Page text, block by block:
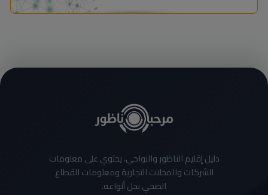
دليل إقليم الناظور والنواحي، يحتوي على معلومات
الشركات والمحلات التجارية ومعلومات القطاع
الصحي بجل أنواعه.